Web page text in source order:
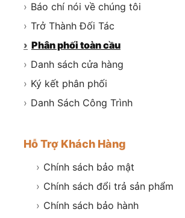
› Báo chí nói về chúng tôi
› Trở Thành Đối Tác
› Phân phối toàn cầu
› Danh sách cửa hàng
› Ký kết phân phối
› Danh Sách Công Trình
Hỗ Trợ Khách Hàng
› Chính sách bảo mật
› Chính sách đổi trả sản phẩm
› Chính sách bảo hành